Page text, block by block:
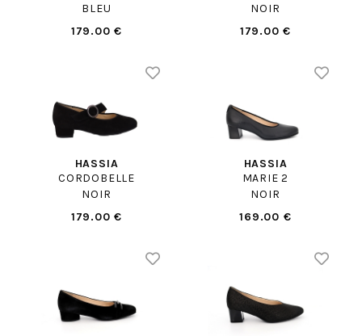
BLEU
179.00 €
NOIR
179.00 €
HASSIA
CORDOBELLE
NOIR
179.00 €
HASSIA
MARIE 2
NOIR
169.00 €